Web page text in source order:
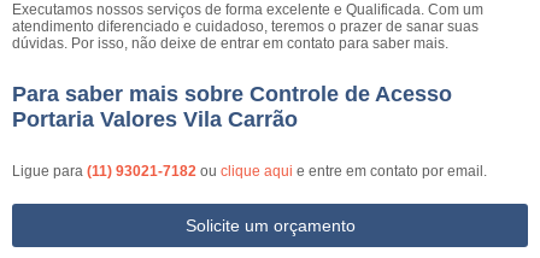
Executamos nossos serviços de forma excelente e Qualificada. Com um
atendimento diferenciado e cuidadoso, teremos o prazer de sanar suas
dúvidas. Por isso, não deixe de entrar em contato para saber mais.
Para saber mais sobre Controle de Acesso
Portaria Valores Vila Carrão
Ligue para (11) 93021-7182 ou clique aqui e entre em contato por email.
Solicite um orçamento